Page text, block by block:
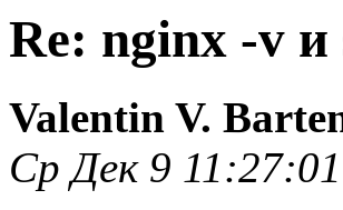
Re: nginx -v и
Valentin V.
Ср Дек 9